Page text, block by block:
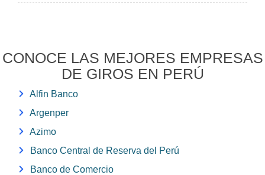
CONOCE LAS MEJORES EMPRESAS
DE GIROS EN PERÚ
Alfin Banco
Argenper
Azimo
Banco Central de Reserva del Perú
Banco de Comercio